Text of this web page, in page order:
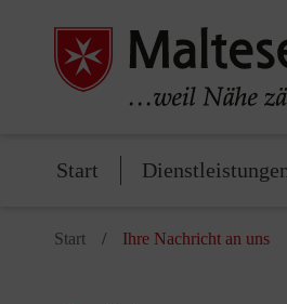
Start
Start Ihre Nachricht an uns